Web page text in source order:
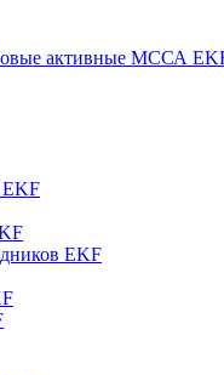
активные МССА
EKF
EKF